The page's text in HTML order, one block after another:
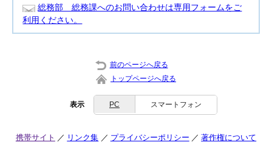
総務部 総務課へのお問い合わせは専用フォームをご
利用ください。
前のページへ戻る
トップページへ戻る
表示 PC スマートフォン
携帯サイト リンク集 プライバシーポリシー 著作権について